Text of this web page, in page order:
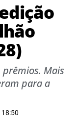
Mais
para a
18:50